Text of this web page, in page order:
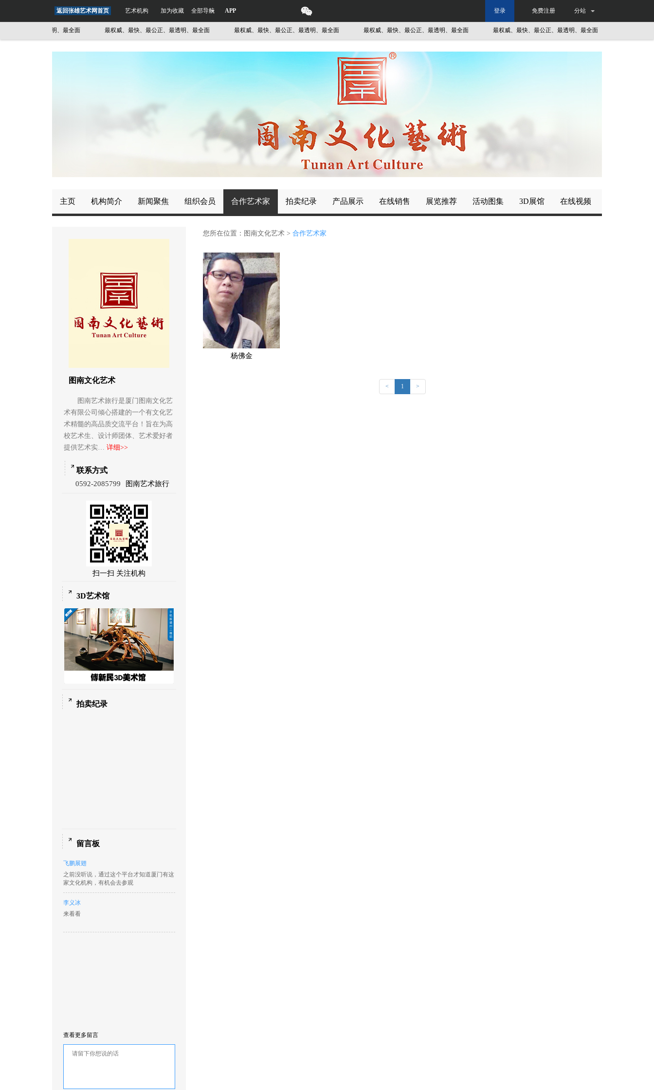
返回张雄艺术网首页 艺术机构 加为收藏 全部导航 APP 分站
免费注册
登录
最公正、最透明、最全面 最权威、最快、最公正、最透明、最全面 最权威、最快、最公正、最透明、最全面 最权威、最快、最公正、最透明、最全面 最权威、最快、最公正、最透明、最全面
主页 机构简介 新闻聚焦 组织会员 合作艺术家 拍卖纪录 产品展示 在线销售 展览推荐 活动图集 3D展馆 在线视频
图南文化艺术
图南艺术旅行是厦门图南文化艺
术有限公司倾心搭建的一个有文化艺
术精髓的高品质交流平台！旨在为高
校艺术生、设计师团体、艺术爱好者
提供艺术实… 详细>>
联系方式
0592-2085799 图南艺术旅行
扫一扫 关注机构
3D艺术馆
拍卖纪录
留言板
飞鹏展翅
之前没听说，通过这个平台才知道厦门有这
家文化机构，有机会去参观
李义冰
来看看
查看更多留言
您所在位置： 图南文化艺术 > 合作艺术家
杨佛金
< 1 >